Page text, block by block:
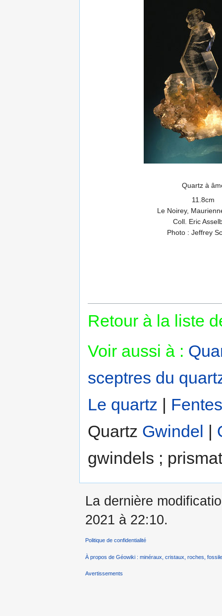
Quartz à
11.8cm
Le Noirey,
Coll. Eric
Photo : Jeffrey
Retour à la liste
Voir aussi à :
sceptres du
Le quartz‎ |
Quartz Gwindel |
gwindels ;
La dernière
2021 à 22:10.
Politique de confidentialité
À propos de Géowiki : minéraux, cristaux, roches,
Avertissements